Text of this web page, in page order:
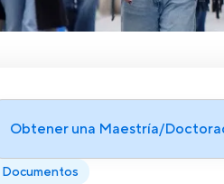
Obtener una Maestría/
Documentos